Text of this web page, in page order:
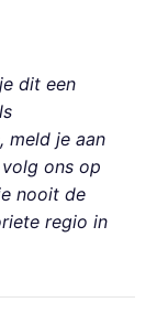
dit een
, meld je aan
ons op
nooit de
regio in